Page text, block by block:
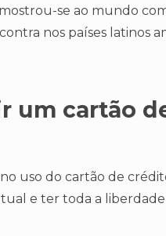
se ao mundo
nos países latinos
um cartão
uso do cartão de
e ter toda a